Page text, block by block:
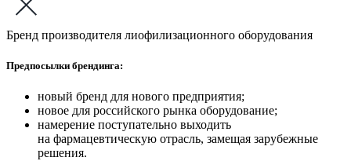
Бренд производителя лиофилизационного оборудования
Предпосылки брендинга:
новый бренд для нового предприятия;
новое для российского рынка оборудование;
намерение поступательно выходить
на фармацевтическую отрасль, замещая зарубежные
решения.